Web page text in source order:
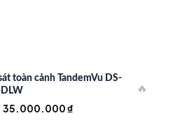
toàn cảnh TandemVu DS-
Giá
35.000.000₫
🔥